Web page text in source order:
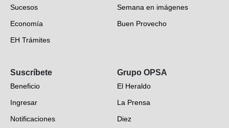
Sucesos
Economía
EH Trámites
EH Verifica
Fotogalerías
Deportes
Videos
Semana en imágenes
Buen Provecho
Suscríbete
Beneficio
Ingresar
Notificaciones
Grupo OPSA
El Heraldo
La Prensa
Diez